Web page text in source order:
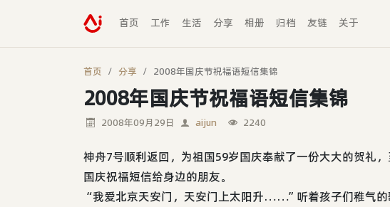
首页 工作 生活 分享 相册 归档 友链 关于
首页 分享 2008年国庆节祝福语短信集锦
2008年国庆节祝福语短信集锦
2008年09月29日 aijun 2240
神舟7号顺利返回，为祖国59岁国庆奉献了一份大大的贺礼
国庆祝福短信给身边的朋友。
“我爱北京天安门，天安门上太阳升……”听着孩子们稚气的